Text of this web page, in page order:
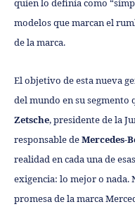
modelos que marcan el
de la marca.
El objetivo de esta nueva
del mundo en su segmento
Zetsche, presidente de la
responsable deMercedes-
realidad en cada una de
exigencia: lo mejor o
promesa de la marca